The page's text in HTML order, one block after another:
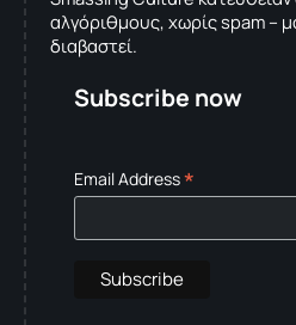
αλγόριθμους, χωρίς spam –
διαβαστεί.
Subscribe now
Email Address*